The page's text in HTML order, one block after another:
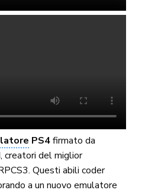
PS4firmato da
creatori del miglior
Questi abili coder
a un nuovo emulatore